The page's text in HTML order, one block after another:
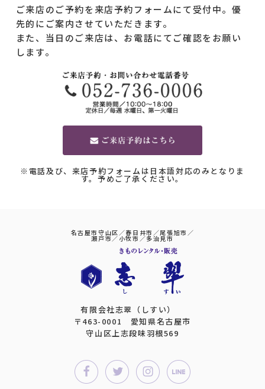
ご来店のご予約を来店予約フォームにて受付中。優
先的にご案内させていただきます。
また、当日のご来店は、お電話にてご確認をお願い
します。
※電話及び、来店予約フォームは日本語対応のみとなりま
す。予めご了承ください。
名古屋市守山区／春日井市／尾張旭市／
瀬戸市／小牧市／多治見市
有限会社志翠（しすい）
〒463-0001 愛知県名古屋市
守山区上志段味羽根569